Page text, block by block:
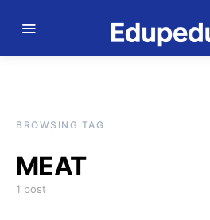
BROWSING TAG
MEAT
1 post